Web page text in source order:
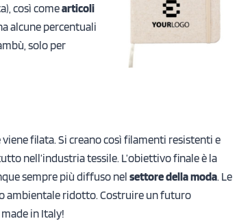
così comearticoli
alcune percentuali
solo per
filata. Si creano così filamenti resistenti e
nell’industria tessile. L’obiettivo finale è la
sempre più diffuso nel settore della moda. Le
ambientale ridotto. Costruire un futuro
in Italy!